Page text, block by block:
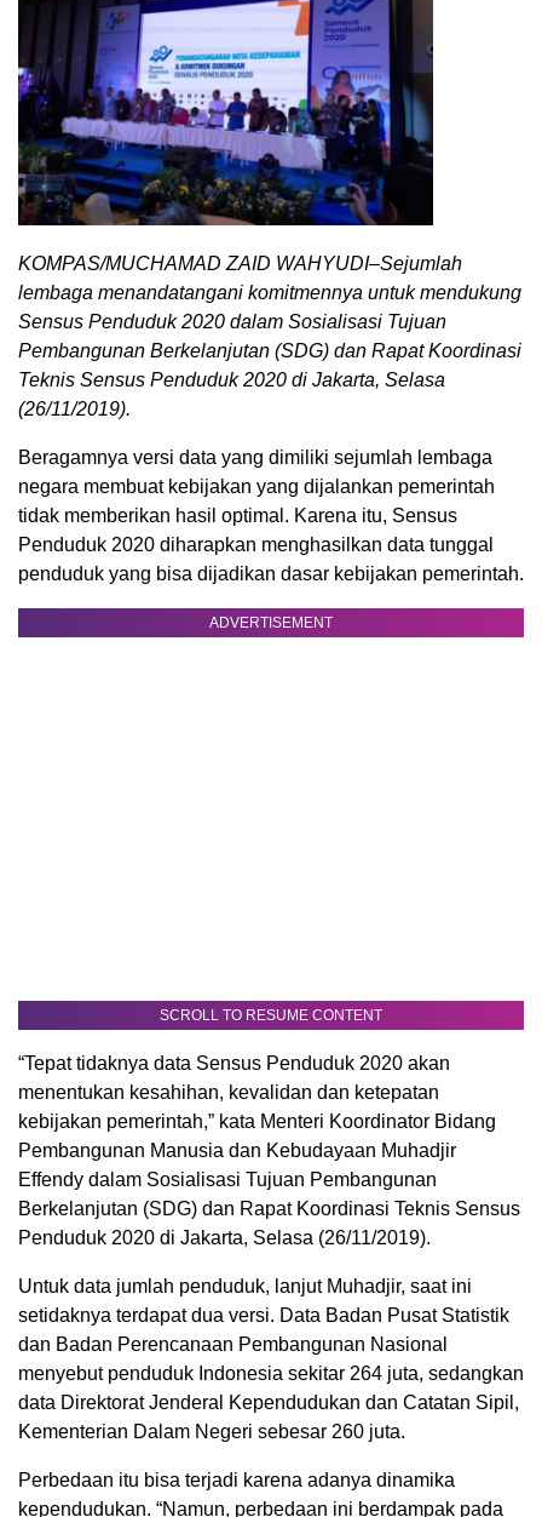
KOMPAS/MUCHAMAD ZAID WAHYUDI–Sejumlah
lembaga menandatangani komitmennya untuk mendukung
Sensus Penduduk 2020 dalam Sosialisasi Tujuan
Pembangunan Berkelanjutan (SDG) dan Rapat Koordinasi
Teknis Sensus Penduduk 2020 di Jakarta, Selasa
(26/11/2019).
Beragamnya versi data yang dimiliki sejumlah lembaga
negara membuat kebijakan yang dijalankan pemerintah
tidak memberikan hasil optimal. Karena itu, Sensus
Penduduk 2020 diharapkan menghasilkan data tunggal
penduduk yang bisa dijadikan dasar kebijakan pemerintah.
ADVERTISEMENT
SCROLL TO RESUME CONTENT
“Tepat tidaknya data Sensus Penduduk 2020 akan
menentukan kesahihan, kevalidan dan ketepatan
kebijakan pemerintah,” kata Menteri Koordinator Bidang
Pembangunan Manusia dan Kebudayaan Muhadjir
Effendy dalam Sosialisasi Tujuan Pembangunan
Berkelanjutan (SDG) dan Rapat Koordinasi Teknis Sensus
Penduduk 2020 di Jakarta, Selasa (26/11/2019).
Untuk data jumlah penduduk, lanjut Muhadjir, saat ini
setidaknya terdapat dua versi. Data Badan Pusat Statistik
dan Badan Perencanaan Pembangunan Nasional
menyebut penduduk Indonesia sekitar 264 juta, sedangkan
data Direktorat Jenderal Kependudukan dan Catatan Sipil,
Kementerian Dalam Negeri sebesar 260 juta.
Perbedaan itu bisa terjadi karena adanya dinamika
kependudukan. “Namun, perbedaan ini berdampak pada